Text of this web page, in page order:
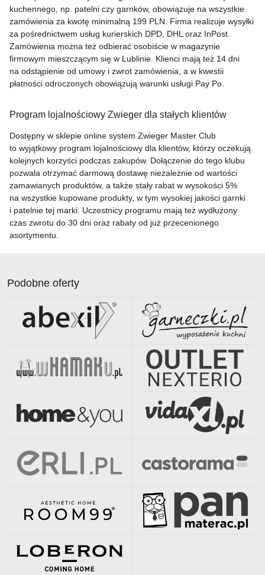
kuchennego, np. patelni czy garnków, obowiązuje na wszystkie
zamówienia za kwotę minimalną 199 PLN. Firma realizuje wysyłki
za pośrednictwem usług kurierskich DPD, DHL oraz InPost.
Zamówienia można też odbierać osobiście w magazynie
firmowym mieszczącym się w Lublinie. Klienci mają też 14 dni
na odstąpienie od umowy i zwrot zamówienia, a w kwestii
płatności odroczonych obowiązują warunki usługi Pay Po.
Program lojalnościowy Zwieger dla stałych klientów
Dostępny w sklepie online system Zwieger Master Club
to wyjątkowy program lojalnościowy dla klientów, którzy oczekują
kolejnych korzyści podczas zakupów. Dołączenie do tego klubu
pozwala otrzymać darmową dostawę niezależnie od wartości
zamawianych produktów, a także stały rabat w wysokości 5%
na wszystkie kupowane produkty, w tym wysokiej jakości garnki
i patelnie tej marki. Uczestnicy programu mają też wydłużony
czas zwrotu do 30 dni oraz rabaty od już przecenionego
asortymentu.
Podobne oferty